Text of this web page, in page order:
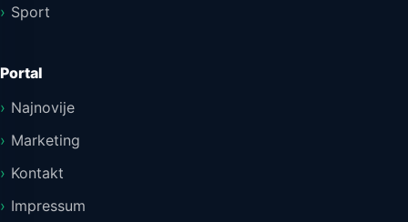
Sport
Portal
Najnovije
Marketing
Kontakt
Impressum